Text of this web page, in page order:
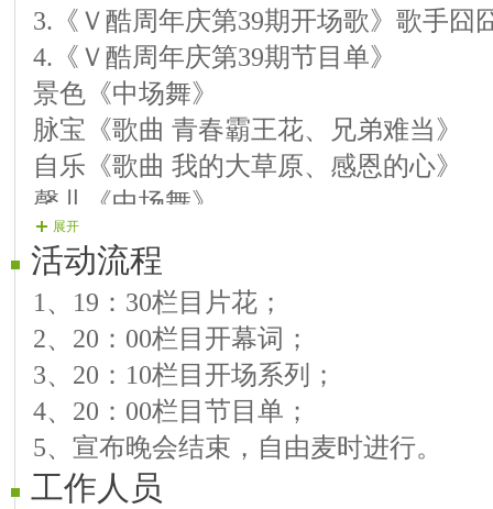
3.《Ｖ酷周年庆第39期开场歌》歌手囧
4.《Ｖ酷周年庆第39期节目单》
景色《中场舞》
脉宝《歌曲 青春霸王花、兄弟难当》
自乐《歌曲 我的大草原、感恩的心》
馨儿《中场舞》
大笨《歌曲 走过咖啡屋、香水有毒》
宝贝《歌曲 心上的罗加、干杯朋友》
舞伊《中场舞》
飞狐《歌曲 无悔的追忆、荷塘月色》
卫星《歌曲 人间第一情、军中绿花》
勿忘《中场舞》
冰洁《歌曲 美酒加咖啡、一曲相送》
桃源《歌曲 我只在乎你、你的眼神》
展开
活动流程
1、19：30栏目片花；
2、20：00栏目开幕词；
3、20：10栏目开场系列；
4、20：00栏目节目单；
5、宣布晚会结束，自由麦时进行。
工作人员